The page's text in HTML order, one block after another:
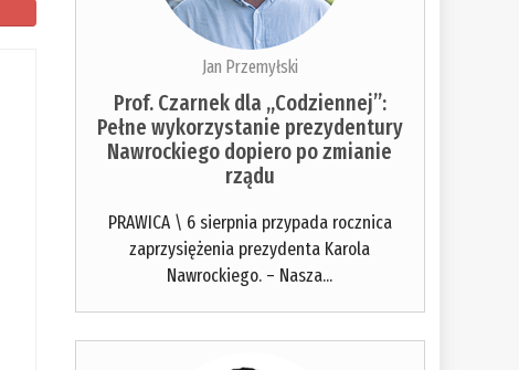
Jan Przemyłski
Prof. Czarnek dla „Codziennej”:
Pełne wykorzystanie prezydentury
Nawrockiego dopiero po zmianie
rządu
PRAWICA \ 6 sierpnia przypada rocznica
zaprzysiężenia prezydenta Karola
Nawrockiego. – Nasza...